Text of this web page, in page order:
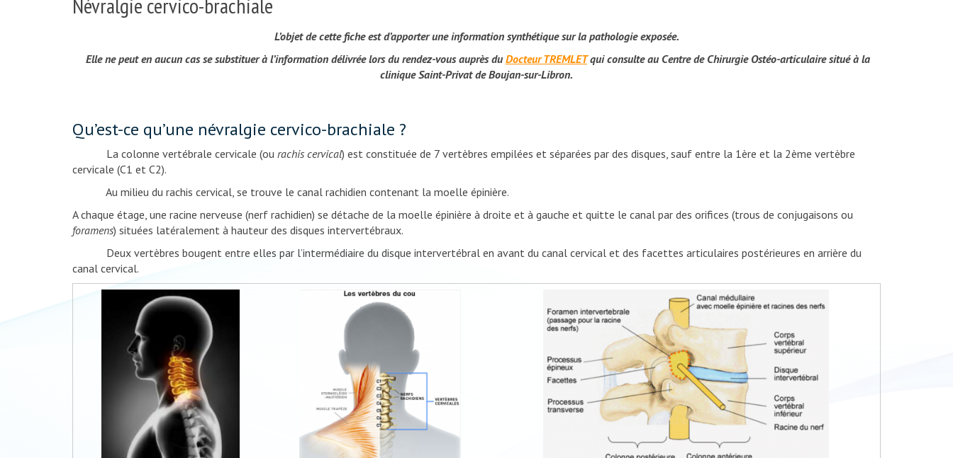
L’objet de cette fiche est d’apporter une information synthétique sur la pathologie exposée.
Elle ne peut en aucun cas se substituer à l’information délivrée lors du rendez-vous auprès du Docteur TREMLETqui consulte au Centre de Chirurgie Ostéo-articulaire situé à la
clinique Saint-Privat de Boujan-sur-Libron.
Qu’est-ce qu’une névralgie cervico-brachiale ?
La colonne vertébrale cervicale (ou rachis cervical) est constituée de 7 vertèbres empilées et séparées par des disques, sauf entre la 1ère et la 2ème vertèbre
cervicale (C1 et C2).
Au milieu du rachis cervical, se trouve le canal rachidien contenant la moelle épinière.
A chaque étage, une racine nerveuse (nerf rachidien) se détache de la moelle épinière à droite et à gauche et quitte le canal par des orifices (trous de conjugaisons ou
foramens) situées latéralement à hauteur des disques intervertébraux.
Deux vertèbres bougent entre elles par l’intermédiaire du disque intervertébral en avant du canal cervical et des facettes articulaires postérieures en arrière du
canal cervical.